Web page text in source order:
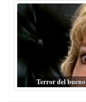
Terror del bueno